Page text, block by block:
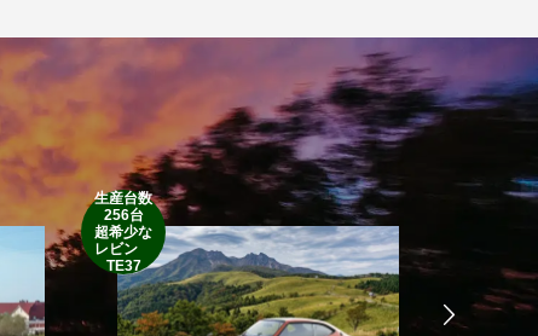
生産台数
256台
超希少な
レビン
TE37